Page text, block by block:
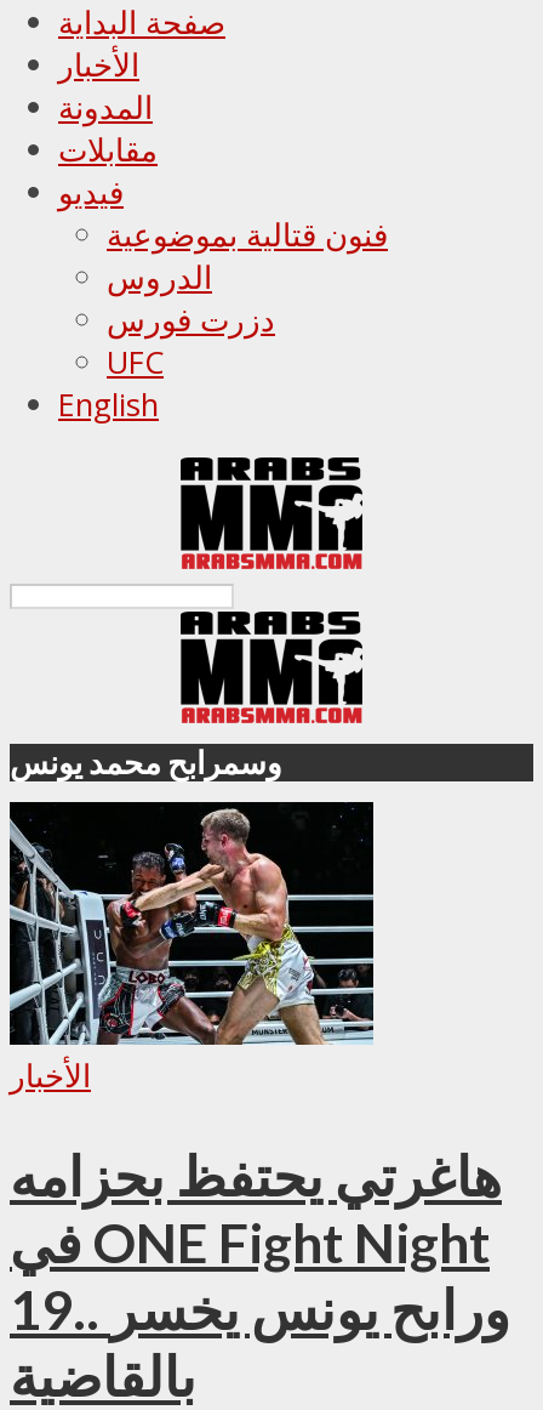
صفحة البداية
الأخبار
المدونة
مقابلات
فيديو
فنون قتالية بموضوعية
الدروس
دزرت فورس
UFC
English
وسمرابح محمد يونس
الأخبار
هاغرتي يحتفظ بحزامه
في ONE Fight Night
19.. ورابح يونس يخسر
بالقاضية